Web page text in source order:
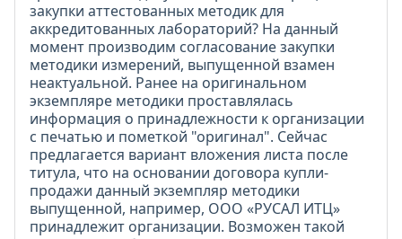
закупки аттестованных методик для
аккредитованных лабораторий? На данный
момент производим согласование закупки
методики измерений, выпущенной взамен
неактуальной. Ранее на оригинальном
экземпляре методики проставлялась
информация о принадлежности к организации
с печатью и пометкой "оригинал". Сейчас
предлагается вариант вложения листа после
титула, что на основании договора купли-
продажи данный экземпляр методики
выпущенной, например, ООО «РУСАЛ ИТЦ»
принадлежит организации. Возможен такой